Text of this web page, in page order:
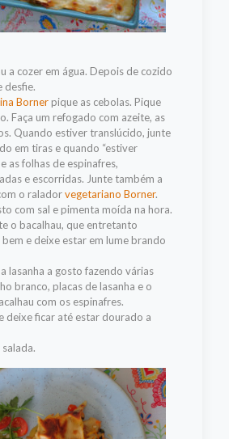
a cozer em água. Depois de cozido
desfie.
Bornerpique as cebolas. Pique
Faça um refogado com azeite, as
Quando estiver translúcido, junte
em tiras e quando “estiver
as folhas de espinafres,
e escorridas. Junte também a
o raladorvegetariano Borner.
com sal e pimenta moída na hora.
o bacalhau, que entretanto
e deixe estar em lume brando
lasanha a gosto fazendo várias
branco, placas de lasanha e o
com os espinafres.
deixe ficar até estar dourado a